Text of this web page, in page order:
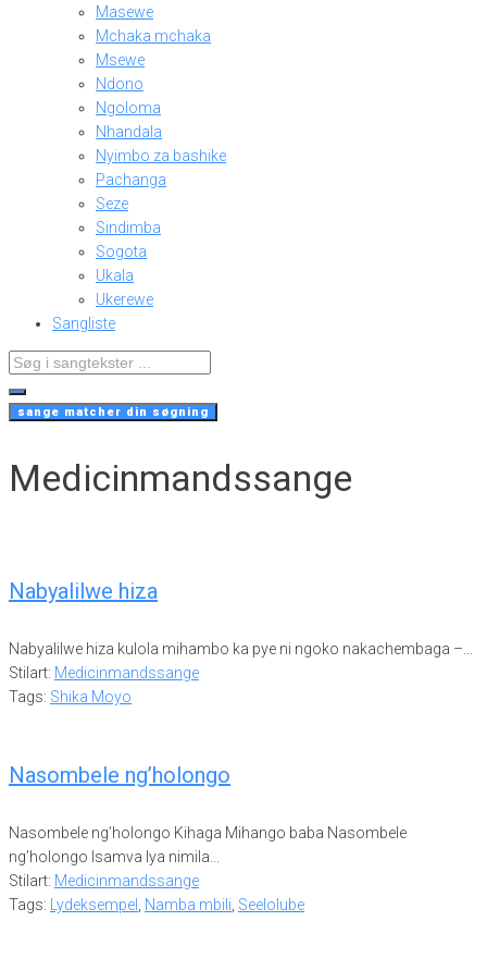
Masewe
Mchaka mchaka
Msewe
Ndono
Ngoloma
Nhandala
Nyimbo za bashike
Pachanga
Seze
Sindimba
Sogota
Ukala
Ukerewe
Sangliste
Search
...
sange matcher din søgning
Medicinmandssange
Nabyalilwe hiza
Nabyalilwe hiza kulola mihambo ka pye ni ngoko nakachembaga –...
Stilart: Medicinmandssange
Tags: Shika Moyo
Nasombele ng’holongo
Nasombele ng’holongo Kihaga Mihango baba Nasombele
ng’holongo Isamva lya nimila...
Stilart: Medicinmandssange
Tags:
Lydeksempel Namba mbili Seelolube